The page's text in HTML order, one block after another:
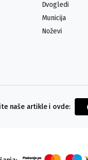
Dvogledi
Municija
Noževi
naše artikle i ovde: